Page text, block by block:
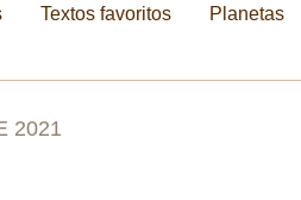
Textos favoritos Planetas
2021